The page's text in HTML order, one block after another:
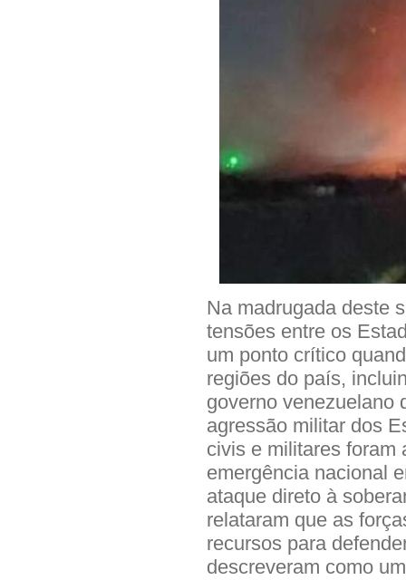
Na madrugada deste
tensões entre os
um ponto crítico
regiões do país,
governo venezuelano
agressão militar dos
civis e militares foram
emergência nacional
ataque direto à
relataram que as
recursos para
descreveram como